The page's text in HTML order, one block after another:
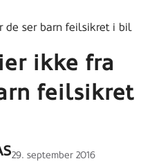
de ser barn feilsikret i bil
ikke fra
feilsikret
Lagt
29. september 2016